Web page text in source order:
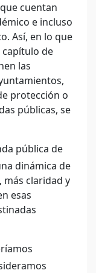
cuentan
e incluso
Así, en lo que
capítulo de
las
protección o
públicas, se
pública de
dinámica de
claridad y
esas